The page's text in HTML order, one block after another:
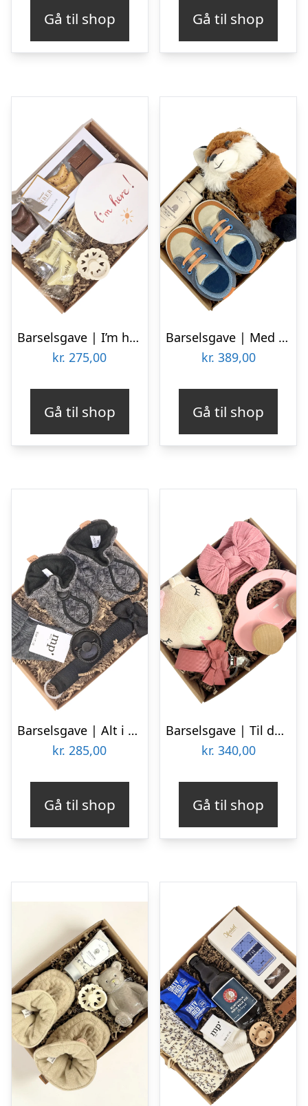
Gå til shop Gå til shop
Barselsgave | I’m here
kr. 275,00
Gå til shop
Barselsgave | Med babyslippers og krammebamse
kr. 389,00
Gå til shop
Barselsgave | Alt i Grå
kr. 285,00
Gå til shop
Barselsgave | Til den sødeste lille pige
kr. 340,00
Gå til shop